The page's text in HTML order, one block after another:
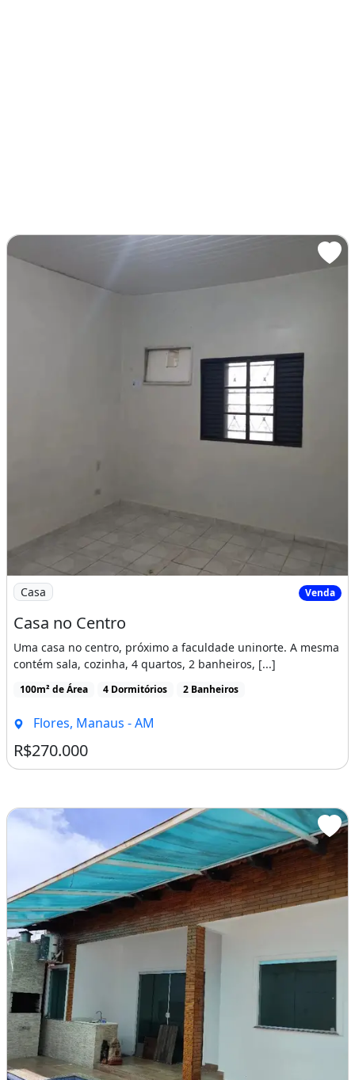
Imagem: Casa no Centro
Casa Venda
Casa no Centro
Uma casa no centro, próximo a faculdade uninorte. A mesma
contém sala, cozinha, 4 quartos, 2 banheiros, [...]
100m² de Área 4 Dormitórios 2 Banheiros
Flores, Manaus - AM
R$270.000